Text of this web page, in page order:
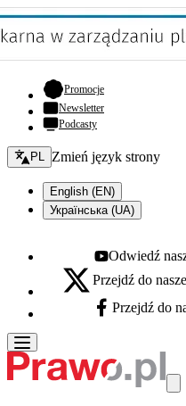
Promocje- otwiera się w
Newsletter
Podcasty
Zmień język - bieżący:
PL Zmień język strony
English (EN)
Українська (UA)
Youtube - otwiera
Odwiedź
X - otwiera się w nowej
Przejdź do
Facebook - otwiera
Przejdź do